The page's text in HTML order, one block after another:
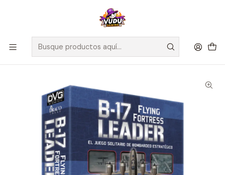
🚀 ¡Despachamos a todo Chile! Envío GRATIS a Regiones sobre
$100.000 y a RM sobre $35.000
Inicio Juegos de Mesa Competitivos
B-17 Flying Fortress Leader - Español